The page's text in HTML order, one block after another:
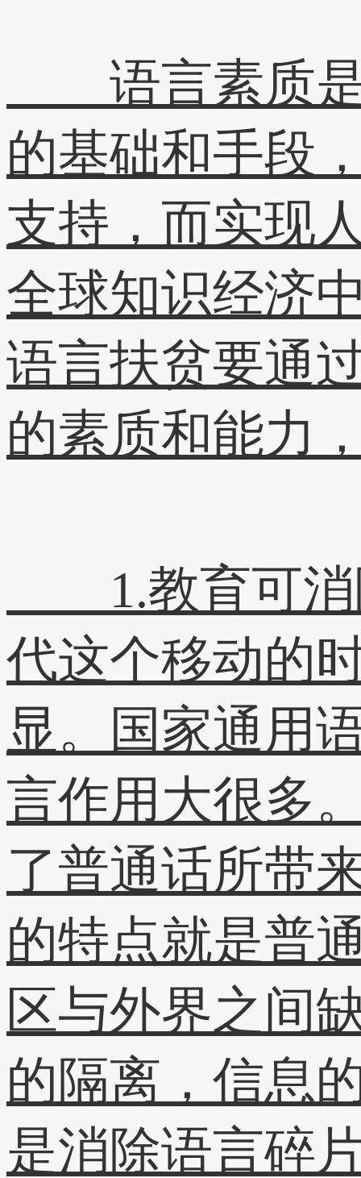
语言素质是
的基础和手段
支持，而实现
全球知识经济
语言扶贫要通
的素质和能力
1.教育可消
代这个移动的
显。国家通用
言作用大很多
了普通话所带
的特点就是普
区与外界之间
的隔离，信息
是消除语言碎